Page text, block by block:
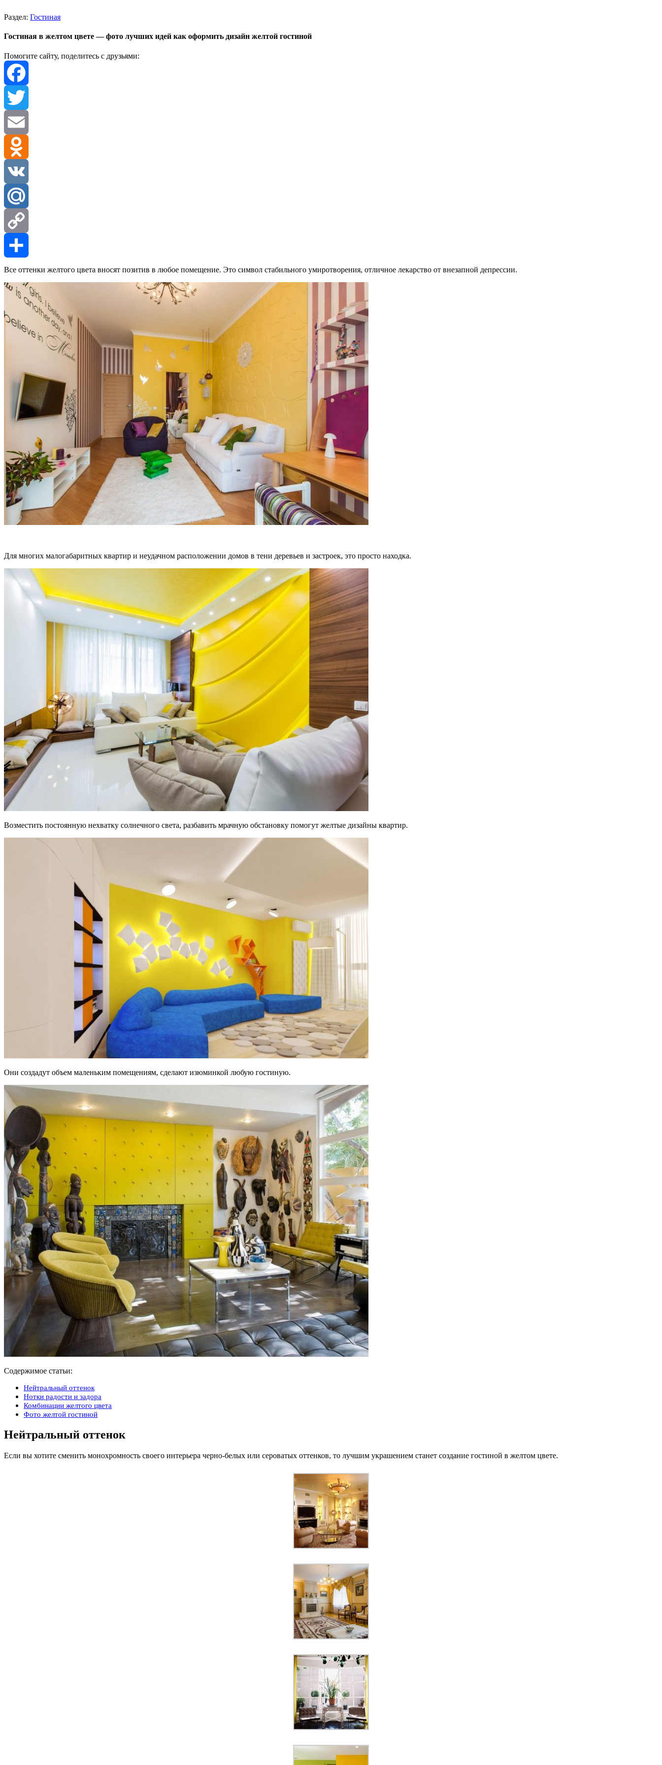
Раздел: Гостиная
Гостиная в желтом цвете — фото лучших идей как оформить дизайн желтой гостиной
Помогите сайту, поделитесь с друзьями:
Facebook
Twitter
Email
Odnoklassniki
VK
Mail.Ru
Copy
Link
Отправить
Все оттенки желтого цвета вносят позитив в любое помещение. Это символ стабильного умиротворения, отличное лекарство от внезапной депрессии.
Для многих малогабаритных квартир и неудачном расположении домов в тени деревьев и застроек, это просто находка.
Возместить постоянную нехватку солнечного света, разбавить мрачную обстановку помогут желтые дизайны квартир.
Они создадут объем маленьким помещениям, сделают изюминкой любую гостиную.
Содержимое статьи:
Нейтральный оттенок
Нотки радости и задора
Комбинации желтого цвета
Фото желтой гостиной
Нейтральный оттенок
Если вы хотите сменить монохромность своего интерьера черно-белых или сероватых оттенков, то лучшим украшением станет создание гостиной в желтом цвете.